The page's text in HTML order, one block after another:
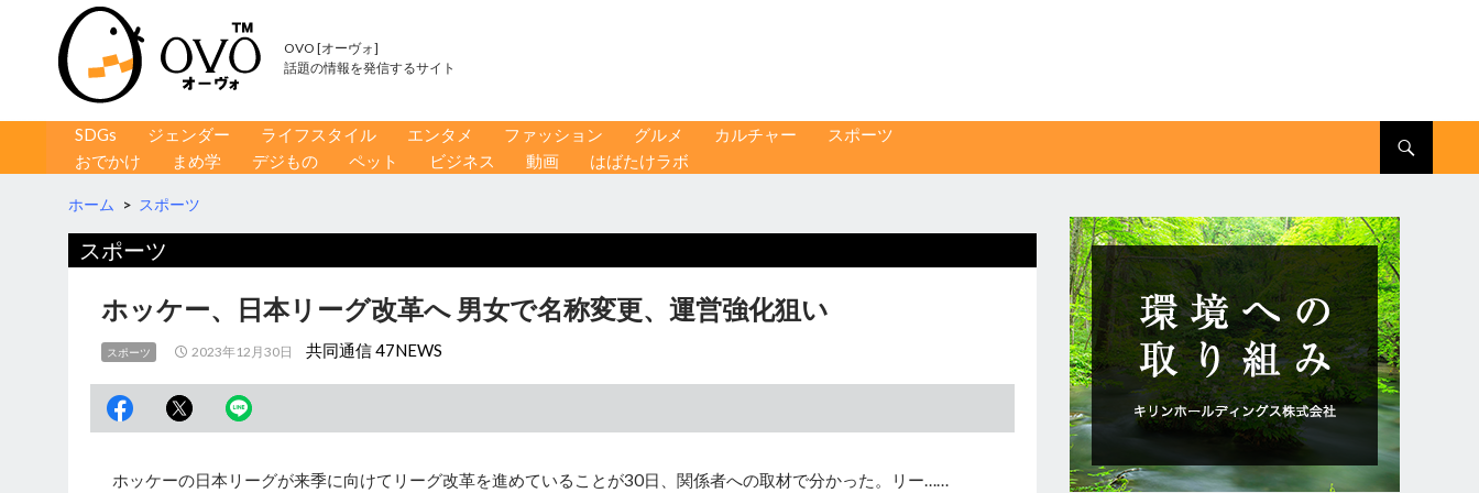
OVO [オーヴォ]
話題の情報を発信するサイト
コンテンツへ移動
SDGs ジェンダー ライフスタイル エンタメ ファッション グルメ カルチャー
スポーツ
おでかけ
まめ学 デジもの ペット ビジネス 動画 はばたけラボ
ホーム > スポーツ
スポーツ
ホッケー、日本リーグ改革へ 男女で名称変更、運営強化狙い
スポーツ 2023年12月30日 共同通信 47NEWS
ホッケーの日本リーグが来季に向けてリーグ改革を進めていることが30日、関係者への取材で分かった。リー……